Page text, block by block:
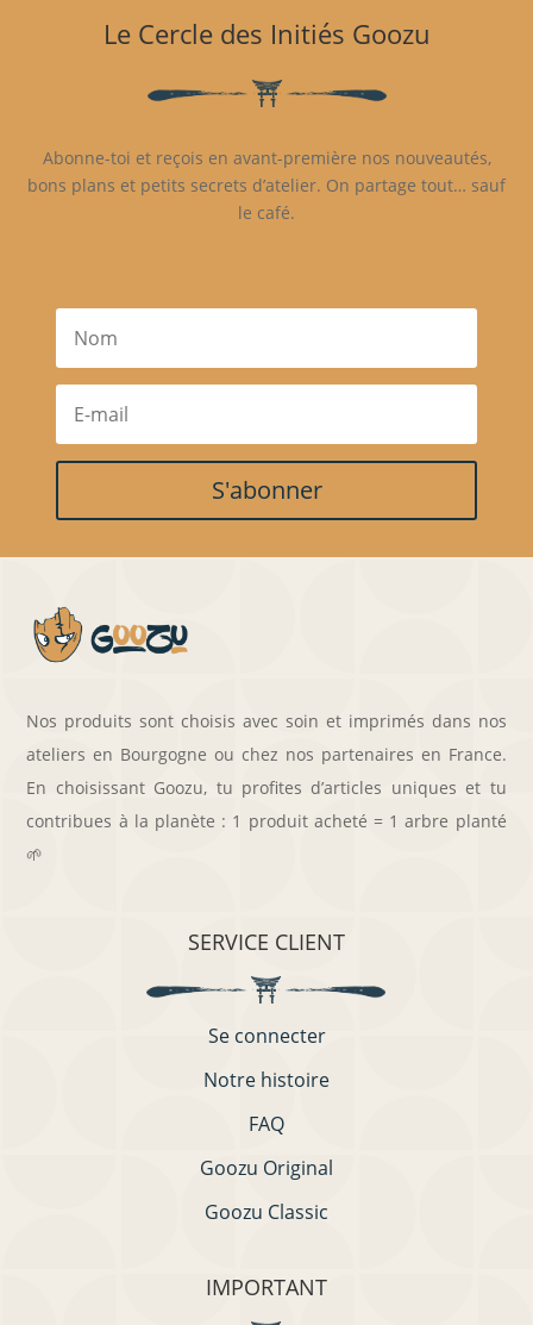
Le Cercle des Initiés Goozu
Abonne-toi et reçois en avant-première nos nouveautés,
bons plans et petits secrets d’atelier. On partage tout… sauf
le café.
S'abonner
Nos produits sont choisis avec soin et imprimés dans nos
ateliers en Bourgogne ou chez nos partenaires en France.
En choisissant Goozu, tu profites d’articles uniques et tu
contribues à la planète : 1 produit acheté = 1 arbre planté
🌱
SERVICE CLIENT
Se connecter
Notre histoire
FAQ
Goozu Original
Goozu Classic
IMPORTANT